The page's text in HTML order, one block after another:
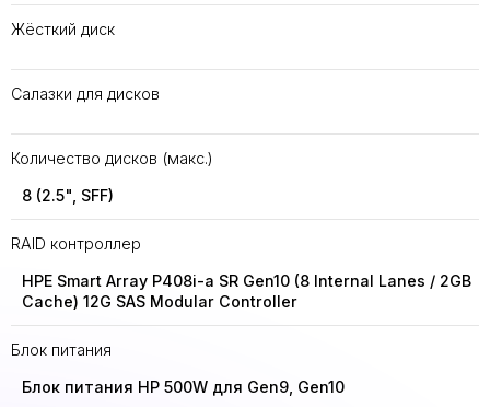
Жёсткий диск
Салазки для дисков
Количество дисков (макс.)
8 (2.5", SFF)
RAID контроллер
HPE Smart Array P408i-a SR Gen10 (8 Internal Lanes / 2GB
Cache) 12G SAS Modular Controller
Блок питания
Блок питания HP 500W для Gen9, Gen10